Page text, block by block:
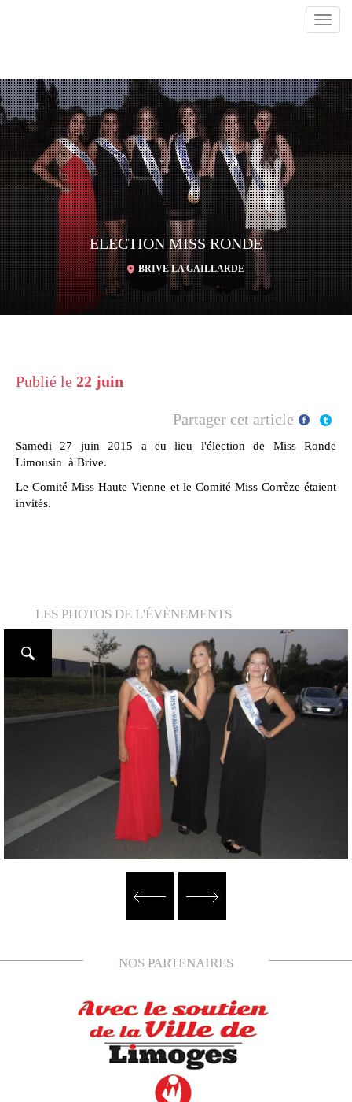
ELECTION MISS RONDE
BRIVE LA GAILLARDE
Publié le 22 juin
Partager cet article
Samedi 27 juin 2015 a eu lieu l'élection de Miss Ronde
Limousin à Brive.
Le Comité Miss Haute Vienne et le Comité Miss Corrèze étaient
invités.
LES PHOTOS DE L'ÉVÈNEMENTS
NOS PARTENAIRES